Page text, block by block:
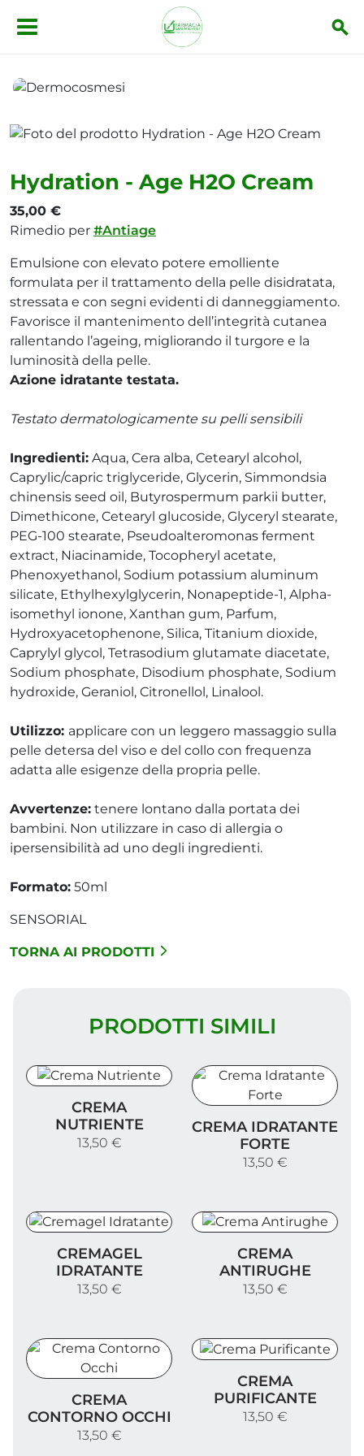
Salta al contenuto principale
Hydration - Age H2O Cream
35,00 €
Rimedio per #Antiage
Emulsione con elevato potere emolliente
formulata per il trattamento della pelle disidratata,
stressata e con segni evidenti di danneggiamento.
Favorisce il mantenimento dell’integrità cutanea
rallentando l’ageing, migliorando il turgore e la
luminosità della pelle.
Azione idratante testata.
Testato dermatologicamente su pelli sensibili
Ingredienti: Aqua, Cera alba, Cetearyl alcohol,
Caprylic/capric triglyceride, Glycerin, Simmondsia
chinensis seed oil, Butyrospermum parkii butter,
Dimethicone, Cetearyl glucoside, Glyceryl stearate,
PEG-100 stearate, Pseudoalteromonas ferment
extract, Niacinamide, Tocopheryl acetate,
Phenoxyethanol, Sodium potassium aluminum
silicate, Ethylhexylglycerin, Nonapeptide-1, Alpha-
isomethyl ionone, Xanthan gum, Parfum,
Hydroxyacetophenone, Silica, Titanium dioxide,
Caprylyl glycol, Tetrasodium glutamate diacetate,
Sodium phosphate, Disodium phosphate, Sodium
hydroxide, Geraniol, Citronellol, Linalool.
Utilizzo: applicare con un leggero massaggio sulla
pelle detersa del viso e del collo con frequenza
adatta alle esigenze della propria pelle.
Avvertenze: tenere lontano dalla portata dei
bambini. Non utilizzare in caso di allergia o
ipersensibilità ad uno degli ingredienti.
Formato: 50ml
SENSORIAL
TORNA AI PRODOTTI
PRODOTTI SIMILI
CREMA
NUTRIENTE
13,50 €
CREMA IDRATANTE
FORTE
13,50 €
CREMAGEL
IDRATANTE
13,50 €
CREMA
ANTIRUGHE
13,50 €
CREMA
CONTORNO OCCHI
13,50 €
CREMA
PURIFICANTE
13,50 €